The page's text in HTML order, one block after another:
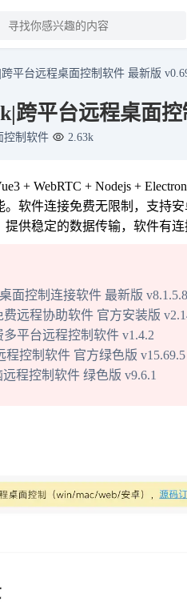
跨平台远程桌面控制软件 最新版
跨平台远程桌面
控制软件 2.63k
+ WebRTC + Nodejs +
。软件连接免费无限制，支持
供稳定的数据传输，软件有
面控制连接软件 最新版 v8.1.5.8
费远程协助软件 官方安装版
多平台远程控制软件 v1.4.2
程控制软件 官方绿色版 v15.69.5
远程控制软件 绿色版 v9.6.1